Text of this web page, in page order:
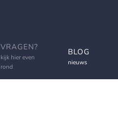
VRAGEN?
kijk hier even
rond
BLOG
nieuws